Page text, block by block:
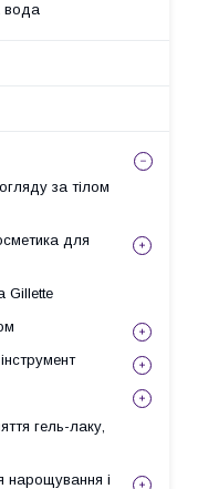
вода
за тілом
для
Gillette
гель-лаку,
нарощування і